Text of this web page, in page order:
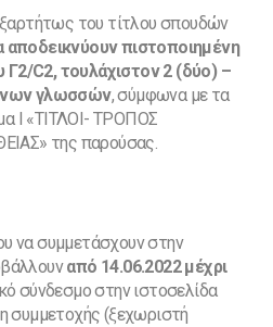
του τίτλου σπουδών
αποδεικνύουν πιστοποιημένη
Γ2/C2, τουλάχιστον 2 (δύο) –
γλωσσών, σύμφωνα με τα
Ι «ΤΙΤΛΟΙ- ΤΡΟΠΟΣ
της παρούσας.
να συμμετάσχουν στην
από 14.06.2022 μέχρι
σύνδεσμο στην ιστοσελίδα
συμμετοχής (ξεχωριστή